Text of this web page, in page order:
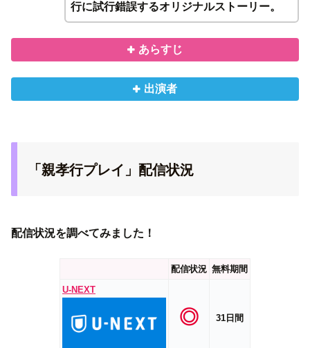
行に試行錯誤するオリジナルストーリー。
あらすじ
出演者
「親孝行プレイ」配信状況
配信状況を調べてみました！
配信状況 無料期間
U-NEXT
◎ 31日間